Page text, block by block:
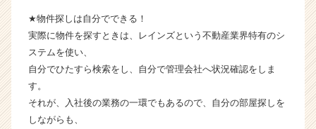
ら
ス
ト
届
★物件探しは自分でできる！
実際に物件を探すときは、レインズという不動産業界特有のシ
ステムを使い、
自分でひたすら検索をし、自分で管理会社へ状況確認をしま
す。
それが、入社後の業務の一環でもあるので、自分の部屋探しを
しながらも、